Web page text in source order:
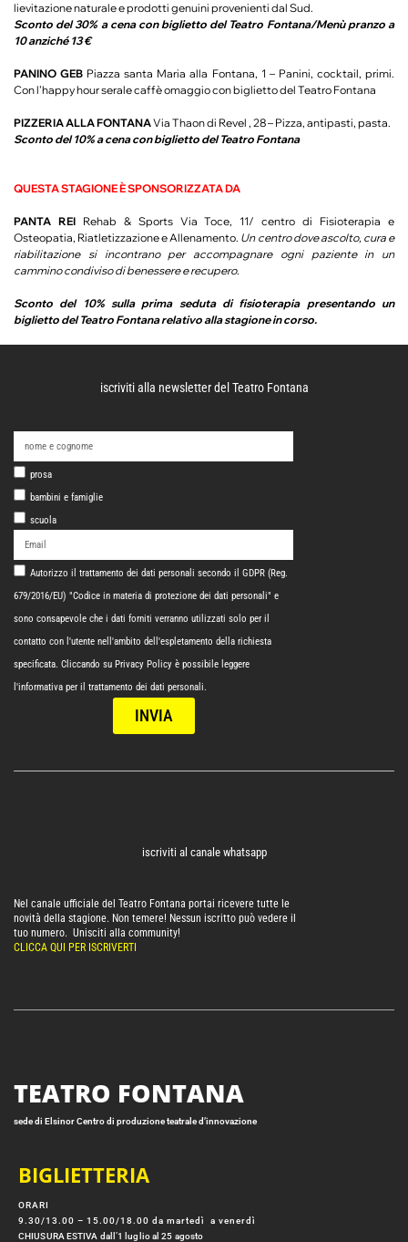
lievitazione naturale e prodotti genuini provenienti dal Sud.
Sconto del 30% a cena con biglietto del Teatro Fontana/Menù pranzo a
10 anziché 13 €
PANINO GEB Piazza santa Maria alla Fontana, 1 – Panini, cocktail, primi.
Con l’happy hour serale caffè omaggio con biglietto del Teatro Fontana
PIZZERIA ALLA FONTANAVia Thaon di Revel , 28 – Pizza, antipasti, pasta.
Sconto del 10% a cena con biglietto del Teatro Fontana
QUESTA STAGIONE È SPONSORIZZATA DA
PANTA REIRehab & Sports Via Toce, 11/ centro di Fisioterapia e
Osteopatia, Riatletizzazione e Allenamento. Un centro dove ascolto, cura e
riabilitazione si incontrano per accompagnare ogni paziente in un
cammino condiviso di benessere e recupero.
Sconto del 10% sulla prima seduta di fisioterapia presentando un
biglietto del Teatro Fontana relativo alla stagione in corso.
iscriviti alla newsletter del Teatro Fontana
prosa
bambini e famiglie
scuola
Autorizzo il trattamento dei dati personali secondo il GDPR (Reg.
679/2016/EU) "Codice in materia di protezione dei dati personali" e
sono consapevole che i dati forniti verranno utilizzati solo per il
contatto con l'utente nell'ambito dell'espletamento della richiesta
specificata. Cliccando su Privacy Policy è possibile leggere
l'informativa per il trattamento dei dati personali.
INVIA
iscriviti al canale whatsapp
Nel canale ufficiale del Teatro Fontana portai ricevere tutte le
novità della stagione. Non temere! Nessun iscritto può vedere il
tuo numero. Unisciti alla community!
CLICCA QUI PER ISCRIVERTI
TEATRO FONTANA
sede di Elsinor Centro di produzione teatrale d’innovazione
BIGLIETTERIA
ORARI
9.30/13.00 – 15.00/18.00 da martedì a venerdì
CHIUSURA ESTIVA dall’1 luglio al 25 agosto